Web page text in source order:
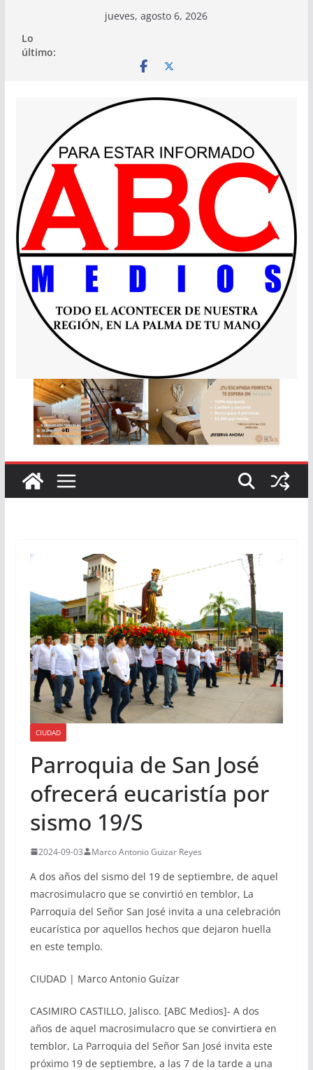
contenido
jueves, agosto 6, 2026
Lo
último:
CIUDAD
Parroquia de San José
ofrecerá eucaristía por
sismo 19/S
2024-09-03 Marco Antonio Guizar Reyes
A dos años del sismo del 19 de septiembre, de aquel
macrosimulacro que se convirtió en temblor, La
Parroquia del Señor San José invita a una celebración
eucarística por aquellos hechos que dejaron huella
en este templo.
CIUDAD | Marco Antonio Guízar
CASIMIRO CASTILLO, Jalisco. [ABC Medios]- A dos
años de aquel macrosimulacro que se convirtiera en
temblor, La Parroquia del Señor San José invita este
próximo 19 de septiembre, a las 7 de la tarde a una